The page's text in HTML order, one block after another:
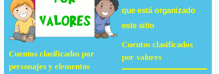
que está organizado
este sitio
Cuentos clasificados
por valores
Cuentos clasificados por
personajes y elementos